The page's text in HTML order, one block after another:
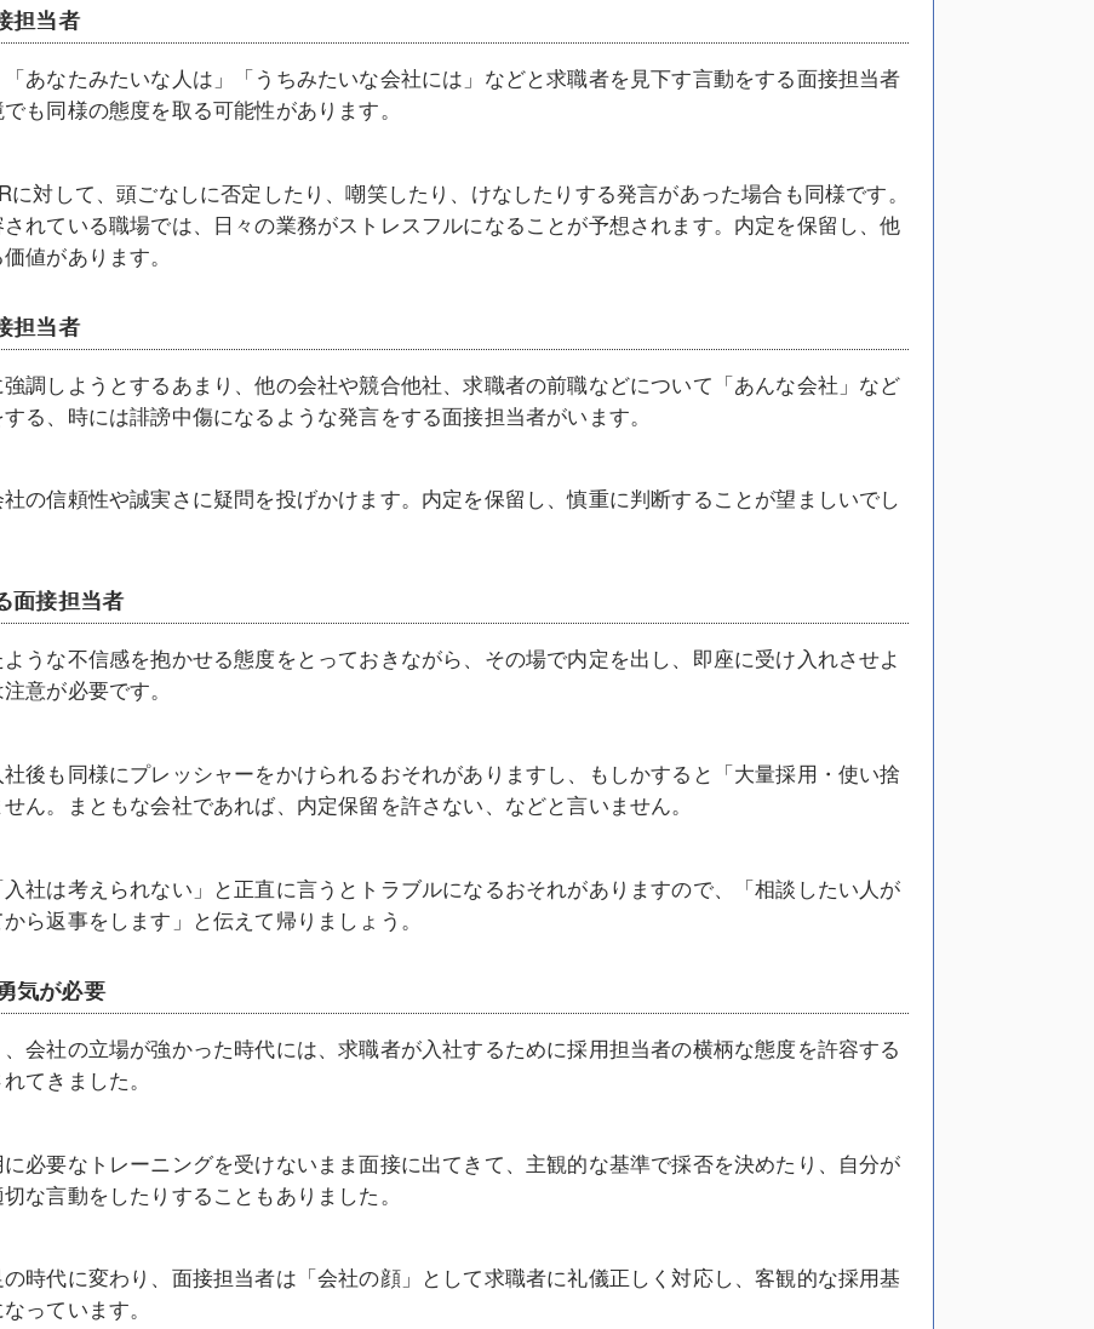
担当者
あなたみたいな人は」「うちみたいな会社には」などと求職者を見下す言動をする面接担当者
も同様の態度を取る可能性があります。
に対して、頭ごなしに否定したり、嘲笑したり、けなしたりする発言があった場合も同様です。
れている職場では、日々の業務がストレスフルになることが予想されます。内定を保留し、他
値があります。
担当者
調しようとするあまり、他の会社や競合他社、求職者の前職などについて「あんな会社」など
る、時には誹謗中傷になるような発言をする面接担当者がいます。
の信頼性や誠実さに疑問を投げかけます。内定を保留し、慎重に判断することが望ましいでし
面接担当者
うな不信感を抱かせる態度をとっておきながら、その場で内定を出し、即座に受け入れさせよ
意が必要です。
後も同様にプレッシャーをかけられるおそれがありますし、もしかすると「大量採用・使い捨
ん。まともな会社であれば、内定保留を許さない、などと言いません。
社は考えられない」と正直に言うとトラブルになるおそれがありますので、「相談したい人が
ら返事をします」と伝えて帰りましょう。
気が必要
会社の立場が強かった時代には、求職者が入社するために採用担当者の横柄な態度を許容する
てきました。
必要なトレーニングを受けないまま面接に出てきて、主観的な基準で採否を決めたり、自分が
な言動をしたりすることもありました。
時代に変わり、面接担当者は「会社の顔」として求職者に礼儀正しく対応し、客観的な採用基
っています。